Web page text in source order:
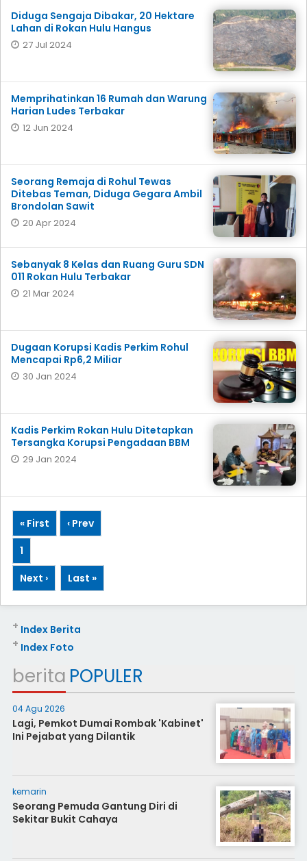
Diduga Sengaja Dibakar, 20 Hektare
Lahan di Rokan Hulu Hangus
27 Jul 2024
Memprihatinkan 16 Rumah dan Warung
Harian Ludes Terbakar
12 Jun 2024
Seorang Remaja di Rohul Tewas
Ditebas Teman, Diduga Gegara Ambil
Brondolan Sawit
20 Apr 2024
Sebanyak 8 Kelas dan Ruang Guru SDN
011 Rokan Hulu Terbakar
21 Mar 2024
Dugaan Korupsi Kadis Perkim Rohul
Mencapai Rp6,2 Miliar
30 Jan 2024
Kadis Perkim Rokan Hulu Ditetapkan
Tersangka Korupsi Pengadaan BBM
29 Jan 2024
« First
‹ Prev
1
Next ›
Last »
Index Berita
+
Index Foto
+
berita POPULER
04 Agu 2026
Lagi, Pemkot Dumai Rombak 'Kabinet'
Ini Pejabat yang Dilantik
kemarin
Seorang Pemuda Gantung Diri di
Sekitar Bukit Cahaya